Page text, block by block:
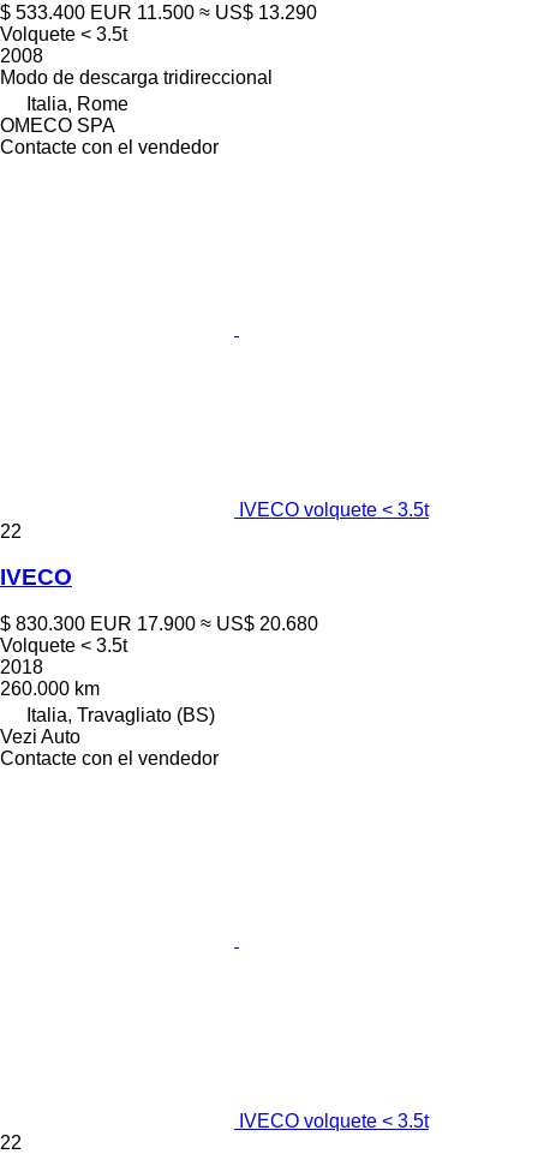
$ 533.400 EUR 11.500 ≈ US$ 13.290
Volquete < 3.5t
2008
Modo de descarga tridireccional
Italia, Rome
OMECO SPA
Contacte con el vendedor
IVECO volquete < 3.5t
22
IVECO
$ 830.300 EUR 17.900 ≈ US$ 20.680
Volquete < 3.5t
2018
260.000 km
Italia, Travagliato (BS)
Vezi Auto
Contacte con el vendedor
IVECO volquete < 3.5t
22